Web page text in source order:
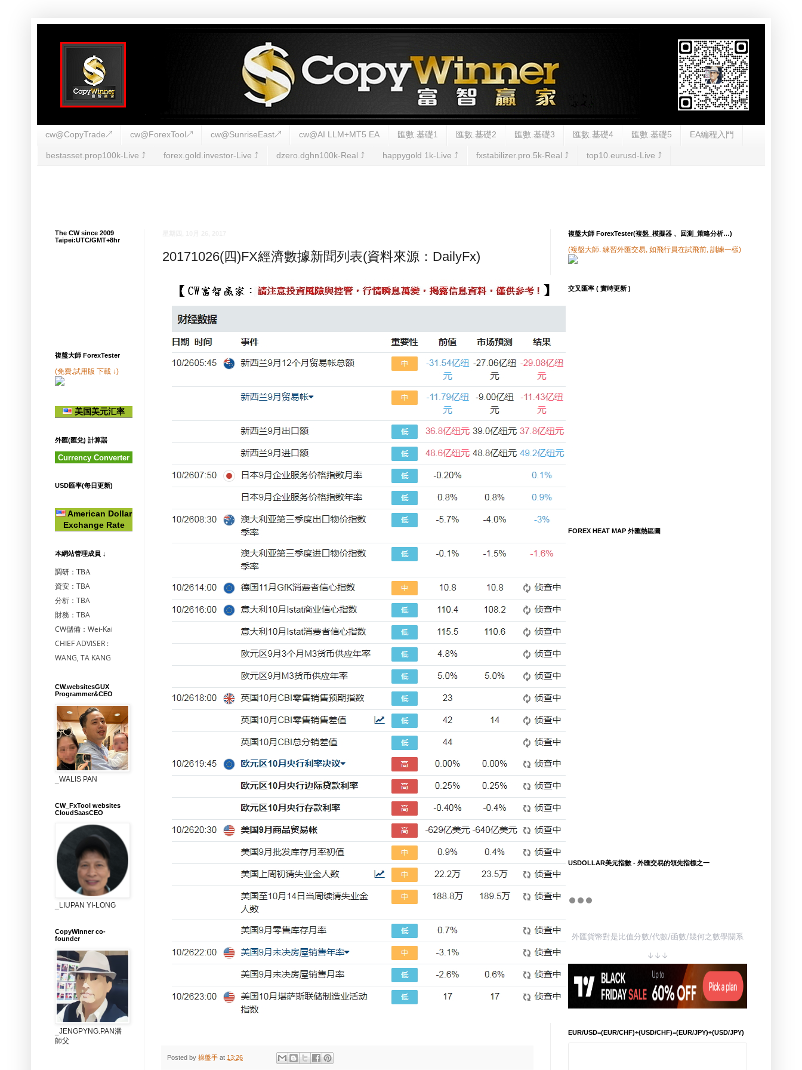
cw@CopyTrade↗ cw@ForexTool↗ cw@SunriseEast↗ cw@AI LLM+MT5 EA 匯數.基礎1 匯數.基礎2 匯數.基礎3 匯數.基礎4 匯數.基礎5 EA編程入門
bestasset.prop100k-Live ⤴︎ forex.gold.investor-Live ⤴︎ dzero.dghn100k-Real ⤴︎ happygold 1k-Live ⤴︎ fxstabilizer.pro.5k-Real ⤴︎ top10.eurusd-Live ⤴︎
20171026(四)FX經濟數據新聞列表(資料來源：DailyFx)
Posted by 操盤手 at 13:26
The CW since 2009
Taipei:UTC/GMT+8hr
複盤大師 ForexTester
(免費.試用版 下載 ↓)
美国美元汇率
外匯(匯兌) 計算噐
Currency Converter
USD匯率(每日更新)
American Dollar
Exchange Rate
本網站管理成員 ↓
調研：TBA
資安：TBA
分析：TBA
財務：TBA
CW儲備：Wei-Kai
CHIEF ADVISER :
WANG, TA KANG
CW.websitesGUX
Programmer&CEO
_WALIS PAN
CW_FxTool websites
CloudSaasCEO
_LIUPAN YI-LONG
CopyWinner co-
founder
_JENGPYNG.PAN潘
師父
複盤大師 ForexTester(複盤_模擬器 、回測_策略分析…)
(複盤大師. 練習外匯交易, 如飛行員在試飛前, 訓練一樣)
交叉匯率 ( 實時更新 )
FOREX HEAT MAP 外匯熱區圖
USDOLLAR美元指數 - 外匯交易的領先指標之一
外匯貨幣對是比值分數/代數/函數/幾何之數學關系
↓↓↓
EUR/USD=(EUR/CHF)÷(USD/CHF)=(EUR/JPY)÷(USD/JPY)